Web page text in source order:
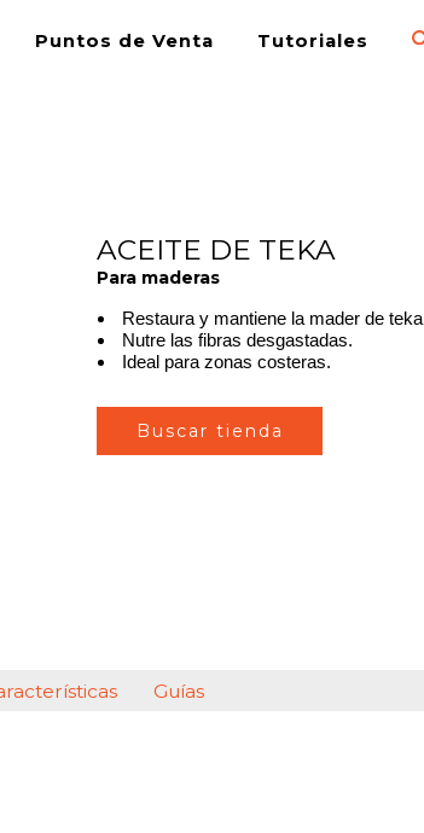
Puntos de Venta Tutoriales
ACEITE DE TEKA
Para maderas
Restaura y mantiene la mader de
Nutre las fibras desgastadas.
Ideal para zonas costeras.
Buscar tienda
Guías